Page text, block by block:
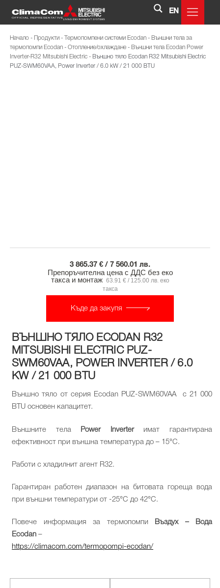
EN
Начало - Продукти - Термопомпени системи Ecodan - Външни тела за
термопомпи Ecodan - Отопление/охлаждане - Външни тела Ecodan Power
Inverter-R32 Mitsubishi Electric - Външно тяло Ecodan R32 Mitsubishi Electric
PUZ-SWM60VAA, Power Inverter / 6.0 kW / 21 000 BTU
3 865.37 € / 7 560.01 лв.
Препоръчителна цена с ДДС без еко
такса и монтаж 63.91 € / 125.00 лв. еко
такса
Къде да закупя
ВЪНШНО ТЯЛО ECODAN R32
MITSUBISHI ELECTRIC PUZ-
SWM60VAA, POWER INVERTER / 6.0
KW / 21 000 BTU
Външно тяло от серия Ecodan PUZ-SWM60VAA с 21 000
BTU основен капацитет.
Външните тела Power Inverterимат гарантирана
ефективност при външна температура до – 15°C.
Работи с хладилнит агент R32.
Гарантиран работен диапазон на битовата гореща вода
при външни температури от -25°C до 42°C.
Повече информация за термопомпи
Въздух – Вода
Ecodan –
https://climacom.com/termopompi-ecodan/